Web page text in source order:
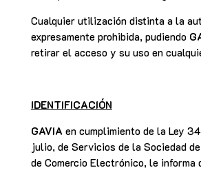
Cualquier utilización distinta a la
expresamente prohibida, pudiendo
retirar el acceso y su uso en
IDENTIFICACIÓN
GAVIA en cumplimiento de la Ley
julio, de Servicios de la Sociedad
de Comercio Electrónico, le informa